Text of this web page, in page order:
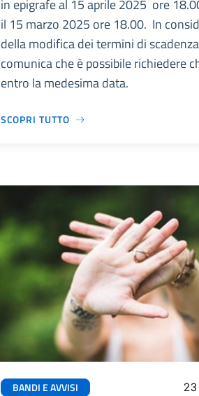
in epigrafe al 15 aprile 2025 ore
il 15 marzo 2025 ore 18.00. In
della modifica dei termini di
comunica che è possibile richiedere
entro la medesima data.
SCOPRI TUTTO
BANDI E AVVISI